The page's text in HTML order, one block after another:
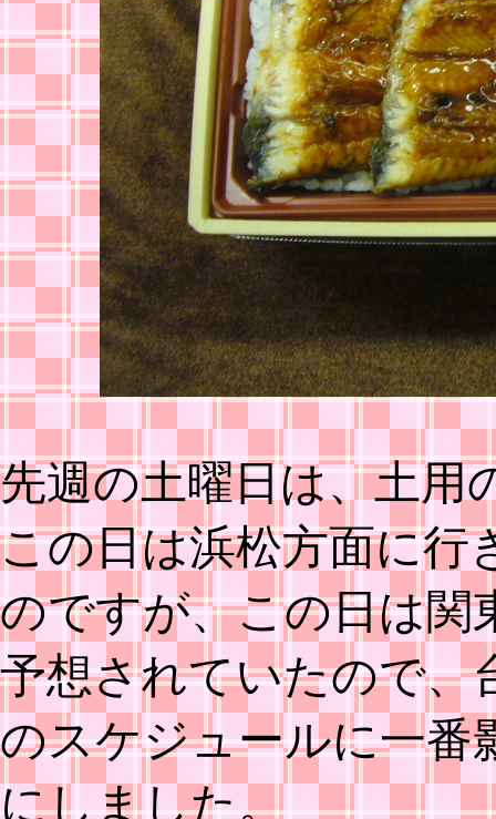
先週の土曜日は、土用
この日は浜松方面に行
のですが、この日は関
予想されていたので、
のスケジュールに一番
にしました。